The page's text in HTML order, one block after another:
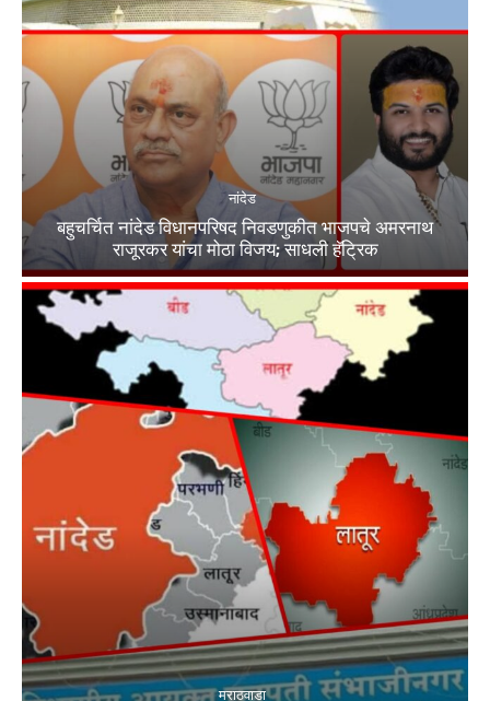
नांदेड
बहुचर्चित नांदेड विधानपरिषद निवडणुकीत भाजपचे अमरनाथ
राजूरकर यांचा मोठा विजय; साधली हॅट्रिक
मराठवाडा